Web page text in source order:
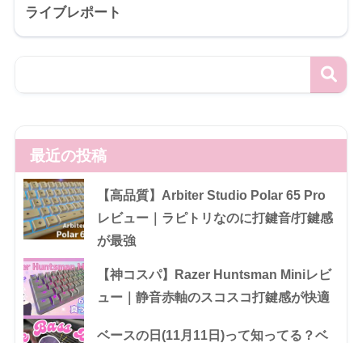
ライブレポート
最近の投稿
【高品質】Arbiter Studio Polar 65 Pro
レビュー｜ラピトリなのに打鍵音/打鍵感
が最強
【神コスパ】Razer Huntsman Miniレビ
ュー｜静音赤軸のスコスコ打鍵感が快適
ベースの日(11月11日)って知ってる？ベ